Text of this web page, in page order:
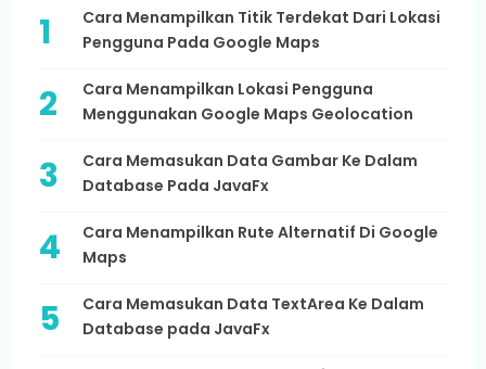
Cara Menampilkan Titik Terdekat Dari Lokasi
Pengguna Pada Google Maps
Cara Menampilkan Lokasi Pengguna
Menggunakan Google Maps Geolocation
Cara Memasukan Data Gambar Ke Dalam
Database Pada JavaFx
Cara Menampilkan Rute Alternatif Di Google
Maps
Cara Memasukan Data TextArea Ke Dalam
Database pada JavaFx